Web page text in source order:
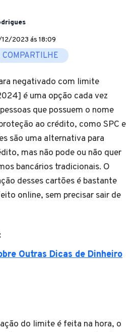
2023 ás 18:09
COMPARTILHE
negativado com limite
é uma opção cada vez
que possuem o nome
ao crédito, como SPC e
são uma alternativa para
mas não pode ou não quer
bancários tradicionais. O
desses cartões é bastante
online, sem precisar sair de
Outras Dicas de Dinheiro
do limite é feita na hora, o